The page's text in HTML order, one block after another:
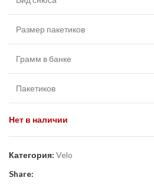
Размер пакетиков
Грамм в банке
Пакетиков
Нет в наличии
Категория: Velo
Share: